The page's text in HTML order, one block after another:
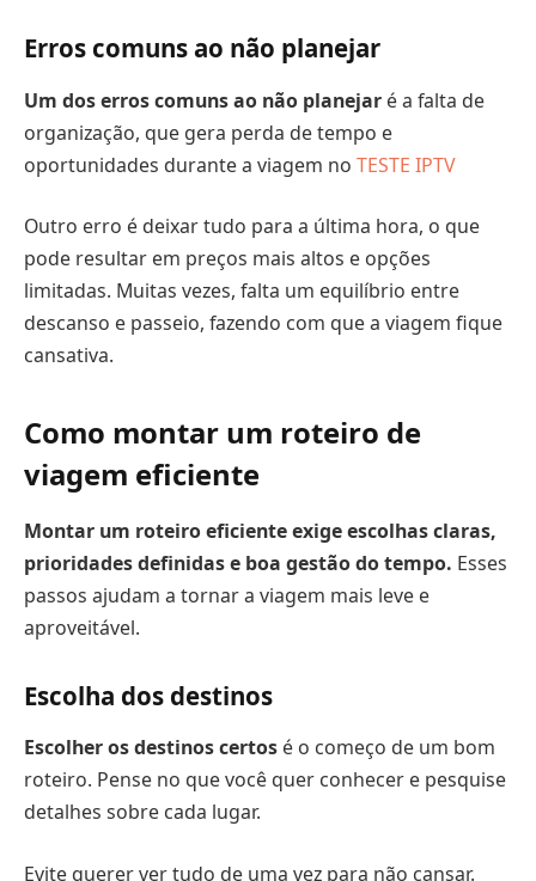
Erros comuns ao não planejar
Um dos erros comuns ao não planejar é a falta de
organização, que gera perda de tempo e
oportunidades durante a viagem no TESTE IPTV
Outro erro é deixar tudo para a última hora, o que
pode resultar em preços mais altos e opções
limitadas. Muitas vezes, falta um equilíbrio entre
descanso e passeio, fazendo com que a viagem fique
cansativa.
Como montar um roteiro de
viagem eficiente
Montar um roteiro eficiente exige escolhas claras,
prioridades definidas e boa gestão do tempo. Esses
passos ajudam a tornar a viagem mais leve e
aproveitável.
Escolha dos destinos
Escolher os destinos certos é o começo de um bom
roteiro. Pense no que você quer conhecer e pesquise
detalhes sobre cada lugar.
Evite querer ver tudo de uma vez para não cansar.